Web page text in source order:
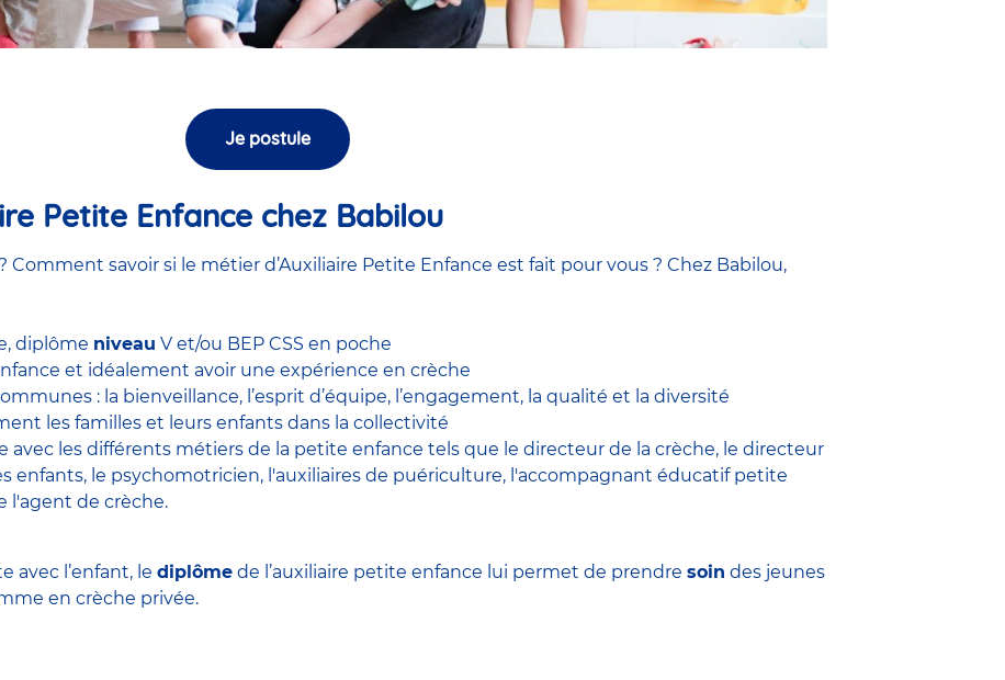
Je postule
Petite Enfance chez Babilou
Comment savoir si le métier d’Auxiliaire Petite Enfance est fait pour vous ? Chez Babilou,
diplôme niveau V et/ou BEP CSS en poche
et idéalement avoir une expérience en crèche
: la bienveillance, l’esprit d’équipe, l’engagement, la qualité et la diversité
les familles et leurs enfants dans la collectivité
avec les différents métiers de la petite enfance tels que le directeur de la crèche, le directeur
enfants, le psychomotricien, l'auxiliaires de puériculture, l'accompagnant éducatif petite
l'agent de crèche.
avec l’enfant, le diplôme de l’auxiliaire petite enfance lui permet de prendre soin des jeunes
en crèche privée.